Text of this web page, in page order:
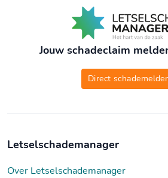
Jouw schadeclaim
Direct
Letselschademanager
Over Letselschademanager